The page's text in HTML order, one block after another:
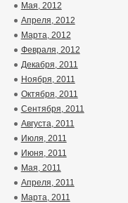
Мая, 2012
Апреля, 2012
Марта, 2012
Февраля, 2012
Декабря, 2011
Ноября, 2011
Октября, 2011
Сентября, 2011
Августа, 2011
Июля, 2011
Июня, 2011
Мая, 2011
Апреля, 2011
Марта, 2011